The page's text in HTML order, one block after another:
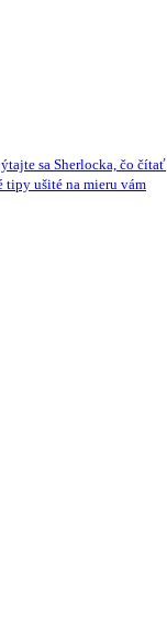
sa Sherlocka, čo čítať
tipy ušité na mieru vám